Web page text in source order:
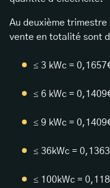
Au deuxième trimestre
vente en totalité sont
≤ 3 kWc =
≤ 6 kWc =
≤ 9 kWc =
≤ 36kWc =
≤ 100kWc =